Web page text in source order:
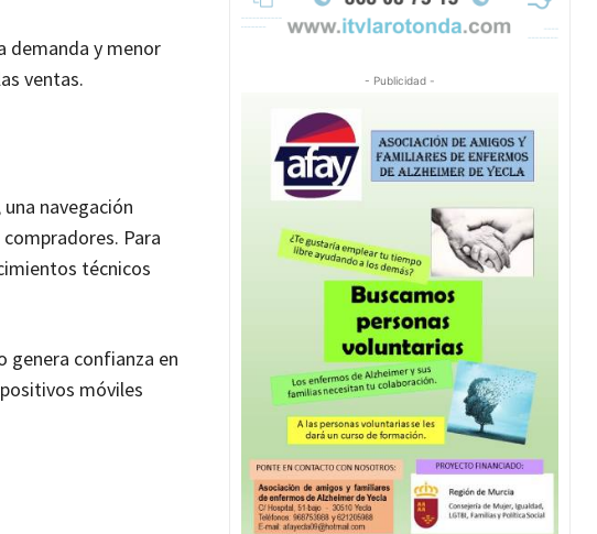
demanda y menor
ventas.
navegación
Para
técnicos
genera confianza en
móviles
- Publicidad -